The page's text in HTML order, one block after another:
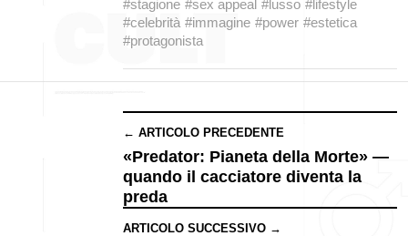
#stagione #sex appeal #lusso #lifestyle
#celebrità #immagine #power #estetica
#protagonista
← ARTICOLO PRECEDENTE
«Predator: Pianeta della Morte» —
quando il cacciatore diventa la
preda
ARTICOLO SUCCESSIVO →